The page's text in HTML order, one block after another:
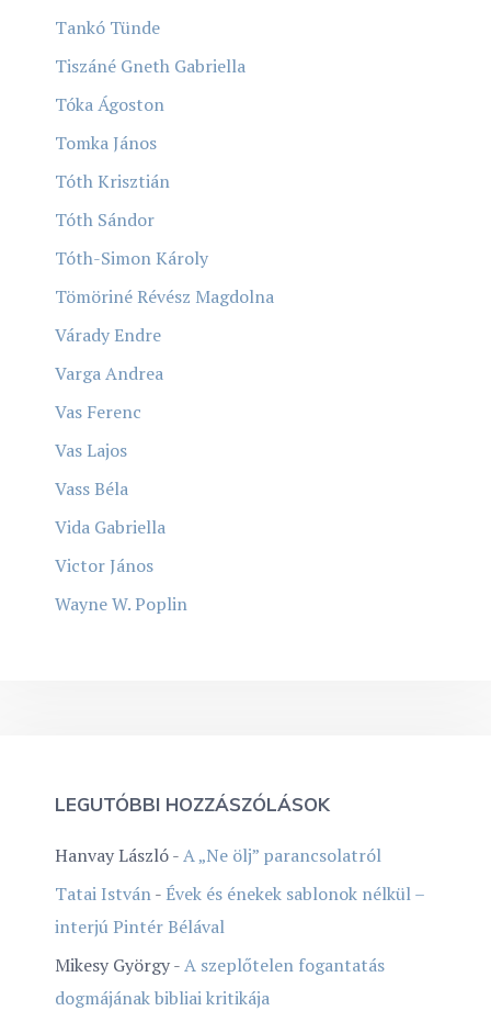
Tankó Tünde
Tiszáné Gneth Gabriella
Tóka Ágoston
Tomka János
Tóth Krisztián
Tóth Sándor
Tóth-Simon Károly
Tömöriné Révész Magdolna
Várady Endre
Varga Andrea
Vas Ferenc
Vas Lajos
Vass Béla
Vida Gabriella
Victor János
Wayne W. Poplin
LEGUTÓBBI HOZZÁSZÓLÁSOK
Hanvay László-A „Ne ölj” parancsolatról
Tatai István- Évek és énekek sablonok nélkül –
interjú Pintér Bélával
Mikesy György-A szeplőtelen fogantatás
dogmájának bibliai kritikája